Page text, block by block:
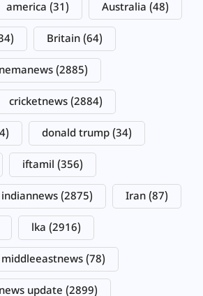
america (31) Australia (48)
Britain (64)
(2885)
cricketnews (2884)
donald trump (34)
iftamil (356)
indiannews (2875) Iran (87)
lka (2916)
middleeastnews (78)
news update (2899)